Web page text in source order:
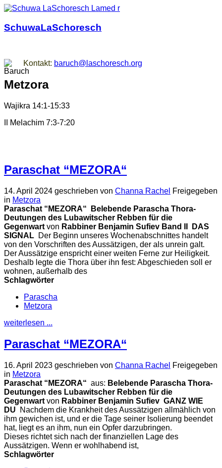
SchuwaLaSchoresch
Kontakt: baruch@laschoresch.org
Metzora
Wajikra 14:1-15:33
II Melachim 7:3-7:20
Paraschat “MEZORA“
14. April 2024 geschrieben von Channa Rachel Freigegeben
in Metzora
Paraschat “MEZORA“
Belebende Parascha Thora-
Deutungen des Lubawitscher Rebben für die
Gegenwart von Rabbiner Benjamin Sufiev Band II
DAS
SIGNAL Der Beginn unseres Wochenabschnittes handelt
von den Vorschriften des Aussätzigen, der als unrein galt.
Der Aussätzige enspricht einer weiten Ferne zur Heiligkeit.
Deshalb legte die Thora über ihn fest: Abgeschieden soll er
wohnen, außerhalb des
Schlagwörter
Parascha
Metzora
weiterlesen ...
Paraschat “MEZORA“
16. April 2023 geschrieben von Channa Rachel Freigegeben
in Metzora
Paraschat “MEZORA“ aus: Belebende Parascha Thora-
Deutungen des Lubawitscher Rebben für die
Gegenwart von Rabbiner Benjamin Sufiev GANZ WIE
DU
Nachdem die Krankheit des Aussätzigen allmählich von
ihm gewichen ist, und er die Tage seiner Isolierung beendet
hat, liegt es an ihm, nun ein Opfer darzubringen.
Dieses richtet sich nach der finanziellen Lage des
Aussätzigen. Wenn er wohlhabend ist,
Schlagwörter